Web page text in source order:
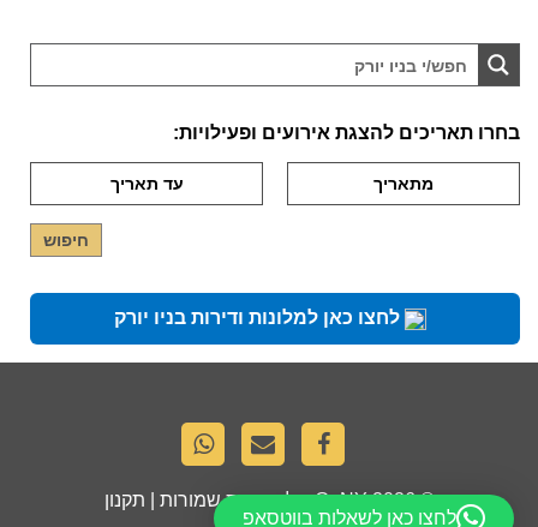
בחרו תאריכים להצגת אירועים ופעילויות:
לחצו כאן למלונות ודירות בניו יורק
© 2026
GoNY. כל הזכויות שמורות | תקנון
לחצו כאן לשאלות בווטסאפ